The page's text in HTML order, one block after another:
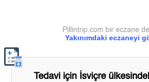
Yakınımdaki eczaneyi
Pillintrip.com bir eczane
Tedavi için İsviçre